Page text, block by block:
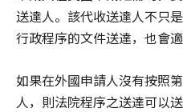
送達人。該代收送達人不只
行政程序的文件送達，也會
如果在外國申請人沒有按照
人，則法院程序之送達可以